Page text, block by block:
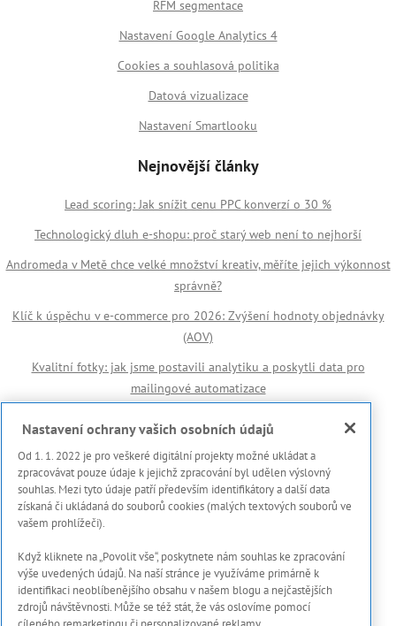
RFM segmentace
Nastavení Google Analytics 4
Cookies a souhlasová politika
Datová vizualizace
Nastavení Smartlooku
Nejnovější články
Lead scoring: Jak snížit cenu PPC konverzí o 30 %
Technologický dluh e-shopu: proč starý web není to nejhorší
Andromeda v Metě chce velké množství kreativ, měříte jejich výkonnost
správně?
Klíč k úspěchu v e-commerce pro 2026: Zvýšení hodnoty objednávky
(AOV)
Kvalitní fotky: jak jsme postavili analytiku a poskytli data pro
mailingové automatizace
Důležité odkazy
🏆 Reference
Prohlášení s použití cookies
Zásady ochrany osobních dat a dalších zpracovávaných údajů
Marketing Meter
Onboarding proces
Kontakty
Nastavení ochrany vašich osobních údajů
Od 1. 1. 2022 je pro veškeré digitální projekty možné ukládat a
zpracovávat pouze údaje k jejichž zpracování byl udělen výslovný
souhlas. Mezi tyto údaje patří především identifikátory a další data
získaná či ukládaná do souborů cookies (malých textových souborů ve
vašem prohlížeči).
Když kliknete na „Povolit vše“, poskytnete nám souhlas ke zpracování
výše uvedených údajů. Na naší stránce je využíváme primárně k
identifikaci neoblíbenějšího obsahu v našem blogu a nejčastějších
zdrojů návštěvnosti. Může se též stát, že vás oslovíme pomocí